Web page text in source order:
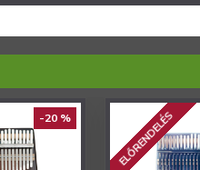
-20 % ELŐRENDELÉS